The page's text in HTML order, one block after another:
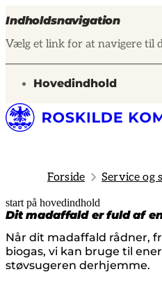
Indholdsnavigation
Vælg et link for at navigere til
gå til
Hovedindhold
Forside Service og
start på hovedindhold
Dit madaffald er fuld af
Når dit madaffald rådner,
biogas, vi kan bruge til
støvsugeren derhjemme.
senest opdateret 25. juni 2026